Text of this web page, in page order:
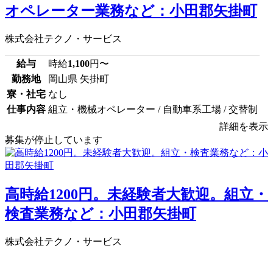
オペレーター業務など：小田郡矢掛町
株式会社テクノ・サービス
給与 時給1,100円〜
勤務地
岡山県 矢掛町
寮・社宅 なし
仕事内容 組立・機械オペレーター / 自動車系工場 / 交替制
詳細を表示
募集が停止しています
高時給1200円。未経験者大歓迎。組立・
検査業務など：小田郡矢掛町
株式会社テクノ・サービス